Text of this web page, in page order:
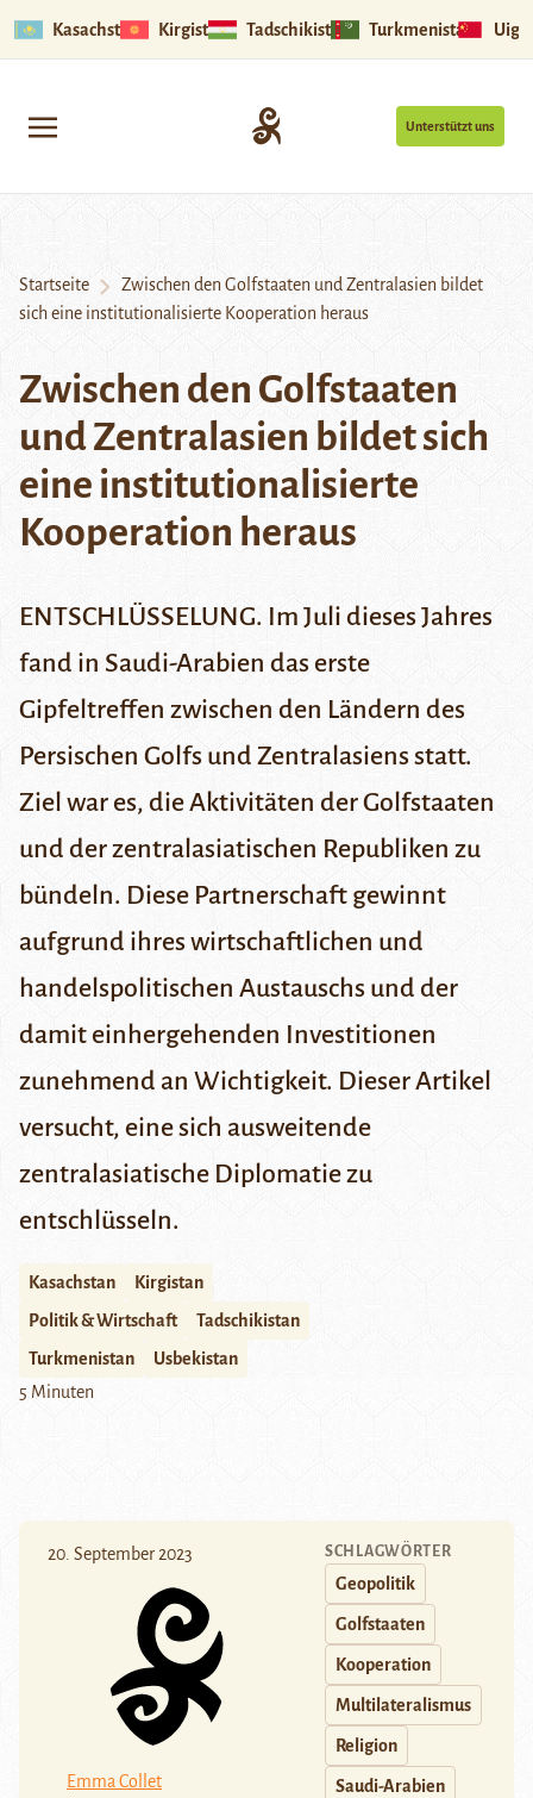
Kasachstan Kirgistan Tadschikistan Turkmenistan
Unterstützt uns
Startseite
Zwischen den Golfstaaten und Zentralasien bildet
sich eine institutionalisierte Kooperation heraus
Zwischen den Golfstaaten
und Zentralasien bildet sich
eine institutionalisierte
Kooperation heraus
ENTSCHLÜSSELUNG. Im Juli dieses Jahres
fand in Saudi-Arabien das erste
Gipfeltreffen zwischen den Ländern des
Persischen Golfs und Zentralasiens statt.
Ziel war es, die Aktivitäten der Golfstaaten
und der zentralasiatischen Republiken zu
bündeln. Diese Partnerschaft gewinnt
aufgrund ihres wirtschaftlichen und
handelspolitischen Austauschs und der
damit einhergehenden Investitionen
zunehmend an Wichtigkeit. Dieser Artikel
versucht, eine sich ausweitende
zentralasiatische Diplomatie zu
entschlüsseln.
Kasachstan
Kirgistan
Politik & Wirtschaft
Tadschikistan
Turkmenistan
Usbekistan
5 Minuten
20. September 2023
Emma Collet
SCHLAGWÖRTER
Geopolitik
Golfstaaten
Kooperation
Multilateralismus
Religion
Saudi-Arabien